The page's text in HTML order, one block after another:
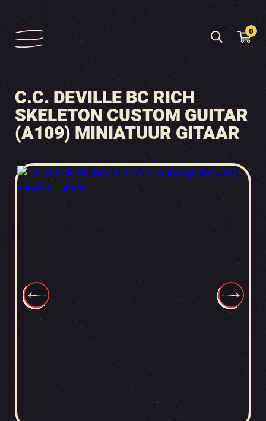
0
C.C. DEVILLE BC RICH
SKELETON CUSTOM GUITAR
(A109) MINIATUUR GITAAR